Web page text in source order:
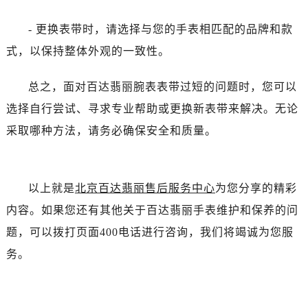
- 更换表带时，请选择与您的手表相匹配的品牌和款
式，以保持整体外观的一致性。
总之，面对百达翡丽腕表表带过短的问题时，您可以
选择自行尝试、寻求专业帮助或更换新表带来解决。无论
采取哪种方法，请务必确保安全和质量。
以上就是北京百达翡丽售后服务中心为您分享的精彩
内容。如果您还有其他关于百达翡丽手表维护和保养的问
题，可以拨打页面400电话进行咨询，我们将竭诚为您服
务。